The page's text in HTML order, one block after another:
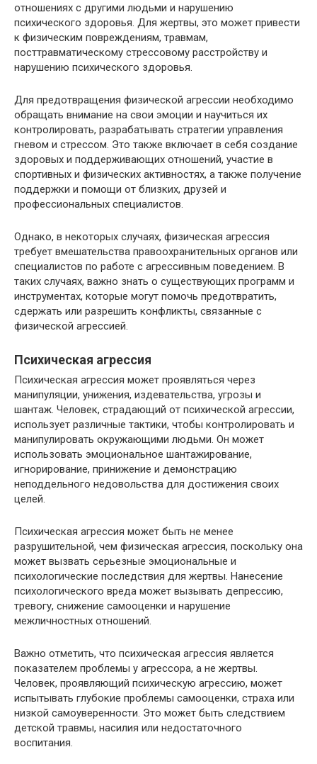
отношениях с другими людьми и нарушению
психического здоровья. Для жертвы, это может привести
к физическим повреждениям, травмам,
посттравматическому стрессовому расстройству и
нарушению психического здоровья.
Для предотвращения физической агрессии необходимо
обращать внимание на свои эмоции и научиться их
контролировать, разрабатывать стратегии управления
гневом и стрессом. Это также включает в себя создание
здоровых и поддерживающих отношений, участие в
спортивных и физических активностях, а также получение
поддержки и помощи от близких, друзей и
профессиональных специалистов.
Однако, в некоторых случаях, физическая агрессия
требует вмешательства правоохранительных органов или
специалистов по работе с агрессивным поведением. В
таких случаях, важно знать о существующих программ и
инструментах, которые могут помочь предотвратить,
сдержать или разрешить конфликты, связанные с
физической агрессией.
Психическая агрессия
Психическая агрессия может проявляться через
манипуляции, унижения, издевательства, угрозы и
шантаж. Человек, страдающий от психической агрессии,
использует различные тактики, чтобы контролировать и
манипулировать окружающими людьми. Он может
использовать эмоциональное шантажирование,
игнорирование, принижение и демонстрацию
неподдельного недовольства для достижения своих
целей.
Психическая агрессия может быть не менее
разрушительной, чем физическая агрессия, поскольку она
может вызвать серьезные эмоциональные и
психологические последствия для жертвы. Нанесение
психологического вреда может вызывать депрессию,
тревогу, снижение самооценки и нарушение
межличностных отношений.
Важно отметить, что психическая агрессия является
показателем проблемы у агрессора, а не жертвы.
Человек, проявляющий психическую агрессию, может
испытывать глубокие проблемы самооценки, страха или
низкой самоуверенности. Это может быть следствием
детской травмы, насилия или недостаточного
воспитания.